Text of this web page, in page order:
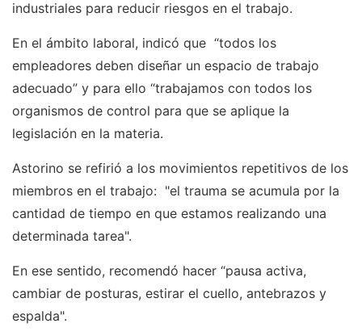
industriales para reducir riesgos en el trabajo.
En el ámbito laboral, indicó que “todos los
empleadores deben diseñar un espacio de trabajo
adecuado” y para ello “trabajamos con todos los
organismos de control para que se aplique la
legislación en la materia.
Astorino se refirió a los movimientos repetitivos de los
miembros en el trabajo: "el trauma se acumula por la
cantidad de tiempo en que estamos realizando una
determinada tarea".
En ese sentido, recomendó hacer “pausa activa,
cambiar de posturas, estirar el cuello, antebrazos y
espalda".